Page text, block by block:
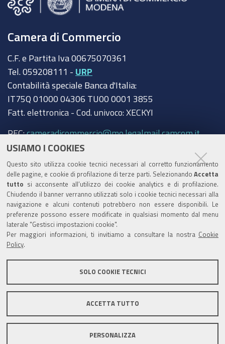
USIAMO I COOKIES
Questo sito utilizza cookie tecnici necessari al corretto funzionamento
delle pagine, e cookie di profilazione di terze parti. Selezionando Accetta
tutto si acconsente all’utilizzo dei cookie analytics e di profilazione.
Chiudendo il banner verranno utilizzati solo i cookie tecnici necessari alla
navigazione e alcuni contenuti potrebbero non essere disponibili. Le
preferenze possono essere modificate in qualsiasi momento dal menu
laterale "Gestisci impostazioni cookie".
Per maggiori informazioni, ti invitiamo a consultare la nostra Cookie
Policy
SOLO COOKIE TECNICI
ACCETTA TUTTO
PERSONALIZZA
Camera di Commercio
C.F. e Partita Iva 00675070361
Tel. 059208111 - URP
Contabilità speciale Banca d'Italia:
IT75Q 01000 04306 TU00 0001 3855
Fatt. elettronica - Cod. univoco: XECKYI
PEC:cameradicommercio@mo.legalmail.camcom.it
Trasparenza
Amministrazione trasparente
Albo Camerale
Pubblicità Legale
Area riservata Amministratori
Informativa generale
Informative privacy
Accessibilità
Note legali
Informativa estesa sui cookie
Social media policy